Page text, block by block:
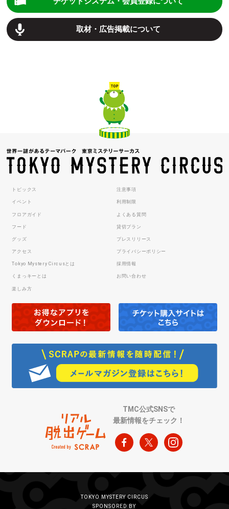
取材・広告掲載について
トピックス
イベント
フロアガイド
フード
グッズ
アクセス
Tokyo Mystery Circusとは
くまっキーとは
楽しみ方
注意事項
利用制限
よくある質問
貸切プラン
プレスリリース
プライバシーポリシー
採用情報
お問い合わせ
TMC公式SNSで
最新情報をチェック！
TOKYO MYSTERY CIRCUS
SPONSORED BY